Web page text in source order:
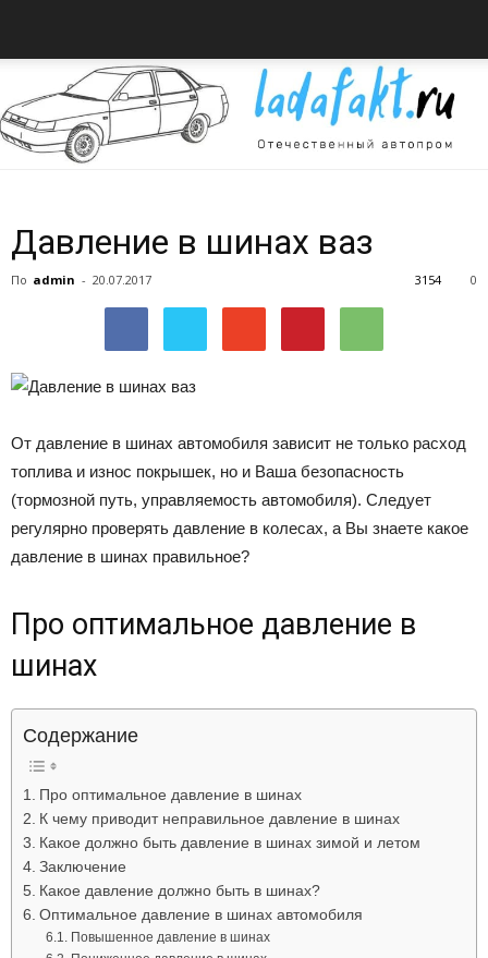
Лада
Давление в шинах ваз
По admin - 20.07.2017 0
3154
От давление в шинах автомобиля зависит не только расход
топлива и износ покрышек, но и Ваша безопасность
(тормозной путь, управляемость автомобиля). Следует
регулярно проверять давление в колесах, а Вы знаете какое
давление в шинах правильное?
Про оптимальное давление в
шинах
Содержание
Про оптимальное давление в шинах
К чему приводит неправильное давление в шинах
Какое должно быть давление в шинах зимой и летом
Заключение
Какое давление должно быть в шинах?
Оптимальное давление в шинах автомобиля
Повышенное давление в шинах